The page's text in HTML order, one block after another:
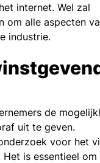
internet. Wel zal
om alle aspecten
industrie.
de
uit te geven.
voor het
Het is essentieel om